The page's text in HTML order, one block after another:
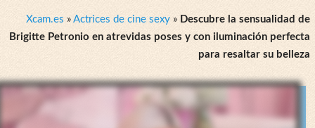
Xcam.es » Actrices de cine sexy » Descubre la sensualidad de
Brigitte Petronio en atrevidas poses y con iluminación perfecta
para resaltar su belleza